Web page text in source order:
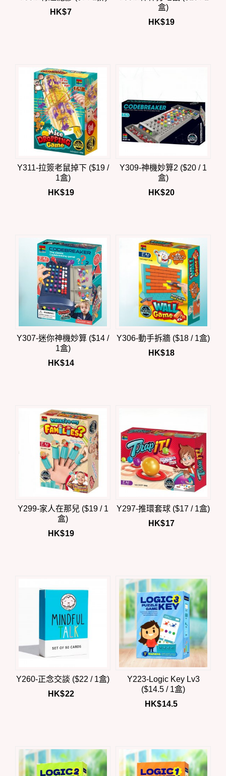
HK$7
盒)
HK$19
Y311-拉簽老鼠掉下 ($19 /
1盒)
HK$19
Y309-神機妙算2 ($20 / 1
盒)
HK$20
Y307-迷你神機妙算 ($14 /
1盒)
HK$14
Y306-動手拆牆 ($18 / 1盒)
HK$18
Y299-家人在那兒 ($19 / 1
盒)
HK$19
Y297-推環套球 ($17 / 1盒)
HK$17
Y260-正念交談 ($22 / 1盒)
HK$22
Y223-Logic Key Lv3
($14.5 / 1盒)
HK$14.5